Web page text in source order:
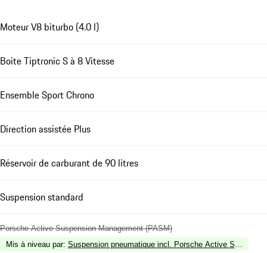
Moteur V8 biturbo (4.0 l)
Boite Tiptronic S à 8 Vitesse
Ensemble Sport Chrono
Direction assistée Plus
Réservoir de carburant de 90 litres
Suspension standard
Porsche Active Suspension Management (PASM)
Mis à niveau par: Suspension pneumatique incl. Porsche Active